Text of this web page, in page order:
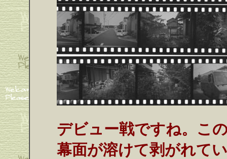
デビュー戦ですね。こ
幕面が溶けて剥がれて